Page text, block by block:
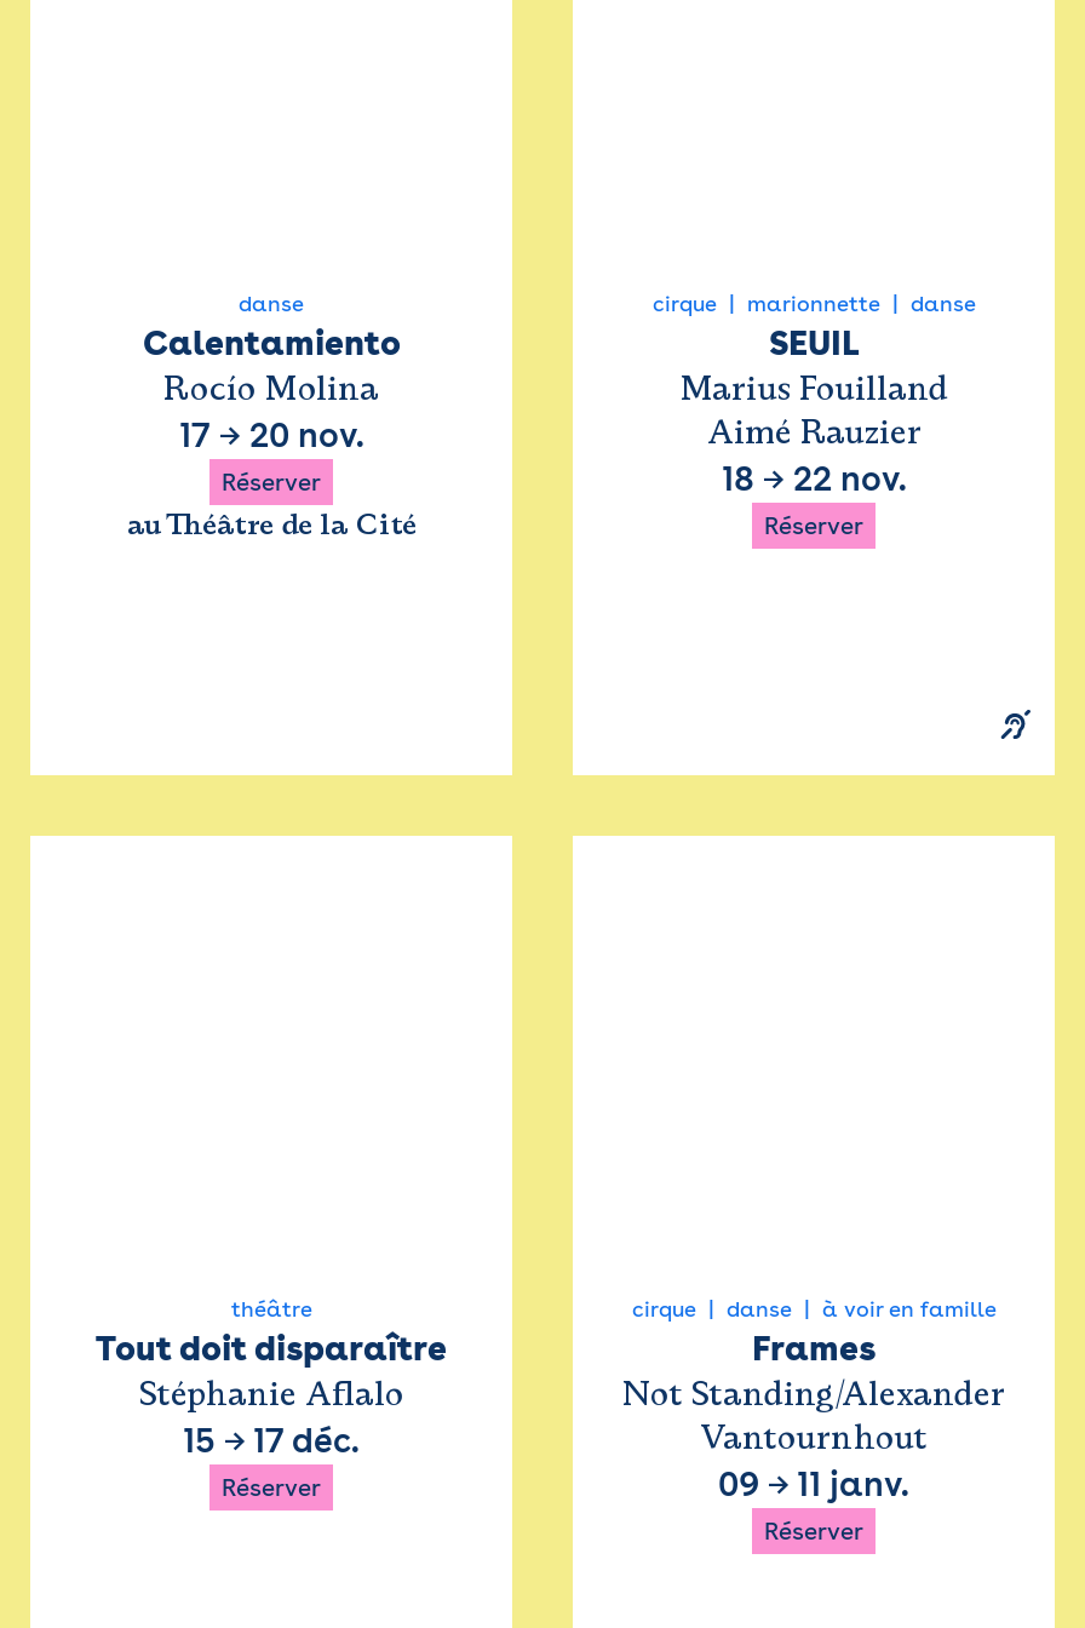
danse
Calentamiento
Rocío Molina
17 → 20 nov.
Réserver
au Théâtre de la Cité
cirque marionnette danse
SEUIL
Marius Fouilland
Aimé Rauzier
18 → 22 nov.
Réserver
théâtre
Tout doit disparaître
Stéphanie Aflalo
15 → 17 déc.
Réserver
cirque danse à voir en famille
Frames
Not Standing/Alexander
Vantournhout
09 → 11 janv.
Réserver